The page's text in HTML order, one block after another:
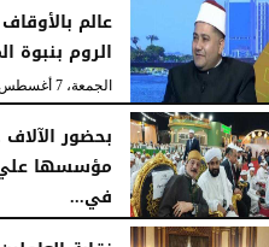
عالم
الروم
الجمعة، 7 أغسطس 2026
بحضور
مؤسسها علي
في...
الجمعة، 7 أغسطس 2026